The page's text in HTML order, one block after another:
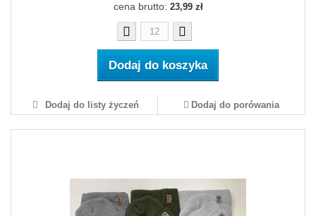
cena brutto: 23,99 zł
Dodaj do koszyka
Dodaj do listy życzeń Dodaj do porówania